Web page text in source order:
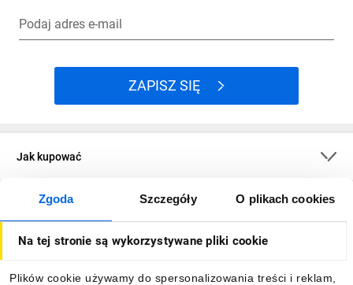
Zgoda Szczegóły O plikach cookies
Na tej stronie są wykorzystywane pliki cookie
Plików cookie używamy do spersonalizowania treści i reklam,
Podaj adres e-mail
ZAPISZ SIĘ
Jak kupować
O firmie